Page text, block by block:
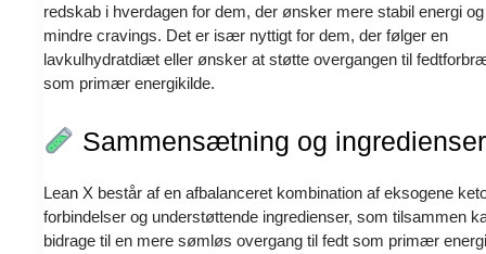
redskab i hverdagen for dem, der ønsker mere stabil energi og
mindre cravings. Det er især nyttigt for dem, der følger en
lavkulhydratdiæt eller ønsker at støtte overgangen til
som primær energikilde.
Sammensætning og ingredienser
Lean X består af en afbalanceret kombination af eksogene
forbindelser og understøttende ingredienser, som tilsammen
bidrage til en mere sømløs overgang til fedt som primær